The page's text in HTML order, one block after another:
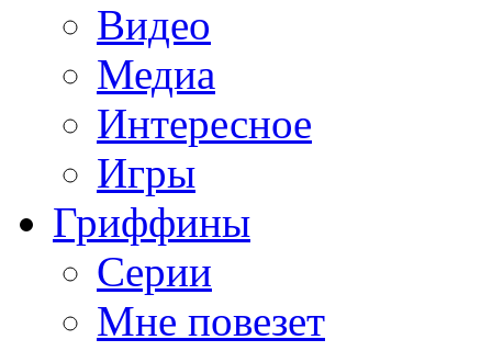
Видео
Медиа
Интересное
Игры
Гриффины
Серии
Мне повезет